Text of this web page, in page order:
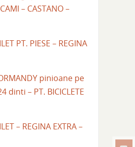
– CASTANO –
PT. PIESE – REGINA
pinioane pe
dinti – PT. BICICLETE
– REGINA EXTRA –